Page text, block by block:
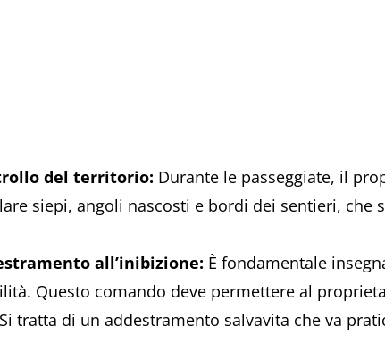
del territorio: Durante le passeggiate, il
siepi, angoli nascosti e bordi dei sentieri, che
all’inibizione: È fondamentale
Questo comando deve permettere al
tratta di un addestramento salvavita che va